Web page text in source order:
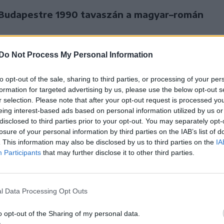
Do Not Process My Personal Information
opt-out of the sale, sharing to third parties, or processing of your
for targeted advertising by us, please use the below opt-out
selection. Please note that after your opt-out request is processed
interest-based ads based on personal information utilized by us
to third parties prior to your opt-out. You may separately
of your personal information by third parties on the IAB’s list of
This information may also be disclosed by us to third parties on the
Participants that may further disclose it to other third parties.
Data Processing Opt Outs
opt-out of the Sharing of my personal data.
1990 tavaszán a magyar–román
hiszen a meghívás olyan időszakban
Marosvásárhelyen már javában
adott pillanatban már úgy éreztük, hogy a
erőteljesebben duzzadó magyarellenes
találkozó ötlete viszont reménysugarat
várakozásainknak megfelelően zajlott:
Szinte mindannyian egyformán
vagy Budapestről, Kolozsvárról vagy
vagy románok voltunk. A beszélgetések,
zajlottak mindaddig a pillanatig, amíg
jött a terembe, és be nem jelentette, hogy
A tárgyalások helyszínén, a folyosókon több